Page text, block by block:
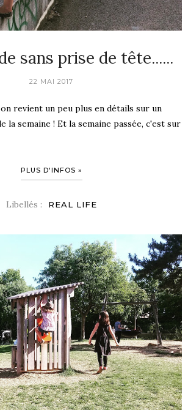
sans prise de tête......
22 MAI 2017
revient un peu plus en détails sur un
la semaine ! Et la semaine passée, c'est sur
PLUS D'INFOS »
Libellés : REAL LIFE